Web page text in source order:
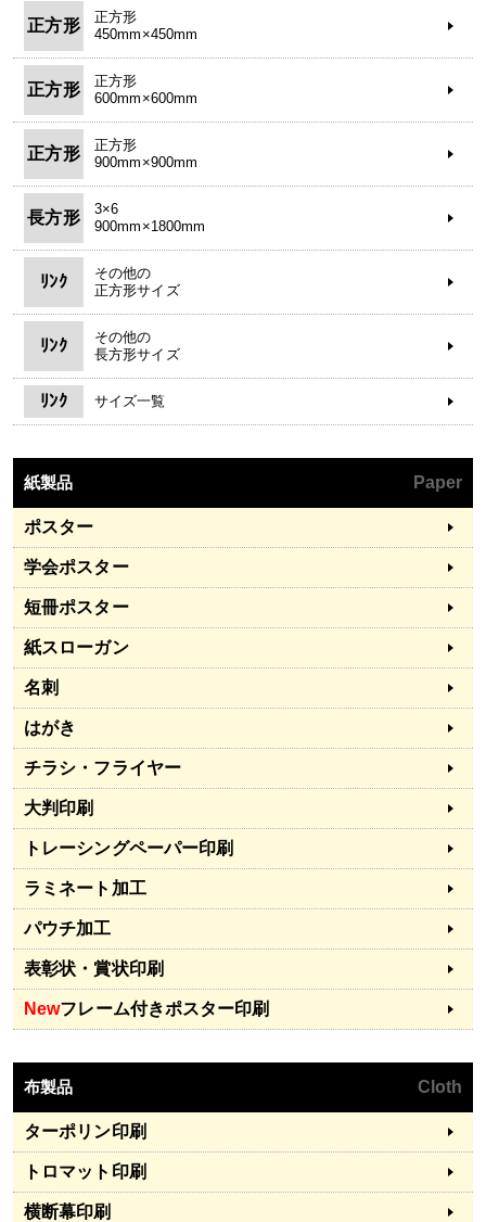
正方形
正方形
450mm×450mm
正方形
正方形
600mm×600mm
正方形
正方形
900mm×900mm
長方形
3×6
900mm×1800mm
ﾘﾝｸ
その他の
正方形サイズ
ﾘﾝｸ
その他の
長方形サイズ
ﾘﾝｸ サイズ一覧
紙製品 Paper
ポスター
学会ポスター
短冊ポスター
紙スローガン
名刺
はがき
チラシ・フライヤー
大判印刷
トレーシングペーパー印刷
ラミネート加工
パウチ加工
表彰状・賞状印刷
Newフレーム付きポスター印刷
布製品 Cloth
ターポリン印刷
トロマット印刷
横断幕印刷